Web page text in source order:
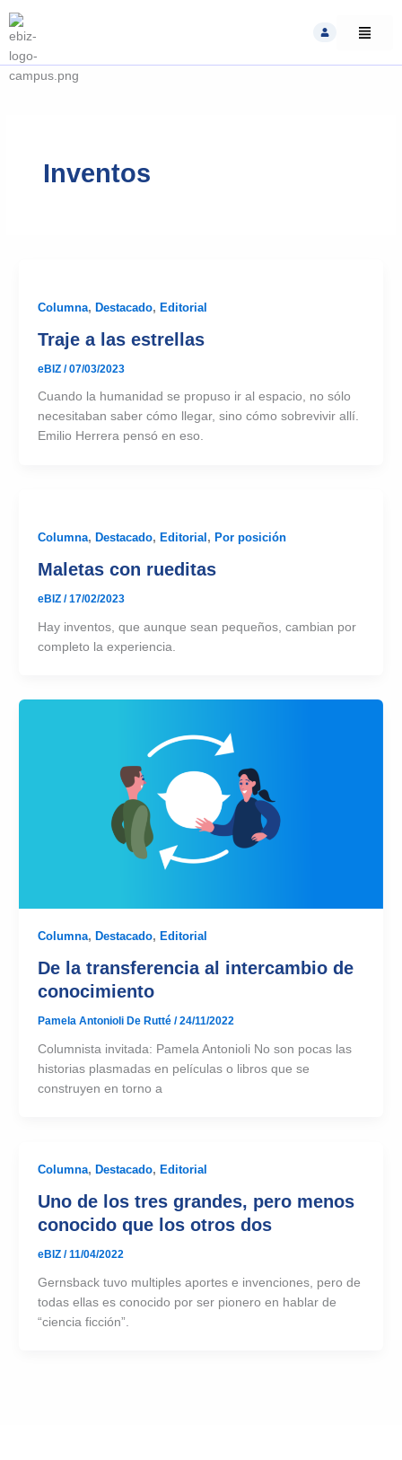
to
content
Inventos
Columna, Destacado, Editorial
Traje a las estrellas
eBIZ /07/03/2023
Cuando la humanidad se propuso ir al espacio, no sólo
necesitaban saber cómo llegar, sino cómo sobrevivir allí.
Emilio Herrera pensó en eso.
Columna, Destacado, Editorial , Por posición
Maletas con rueditas
eBIZ /17/02/2023
Hay inventos, que aunque sean pequeños, cambian por
completo la experiencia.
Columna, Destacado, Editorial
De la transferencia al intercambio de
conocimiento
Pamela Antonioli De Rutté /24/11/2022
Columnista invitada: Pamela Antonioli No son pocas las
historias plasmadas en películas o libros que se
construyen en torno a
Columna, Destacado, Editorial
Uno de los tres grandes, pero menos
conocido que los otros dos
eBIZ /11/04/2022
Gernsback tuvo multiples aportes e invenciones, pero de
todas ellas es conocido por ser pionero en hablar de
“ciencia ficción”.